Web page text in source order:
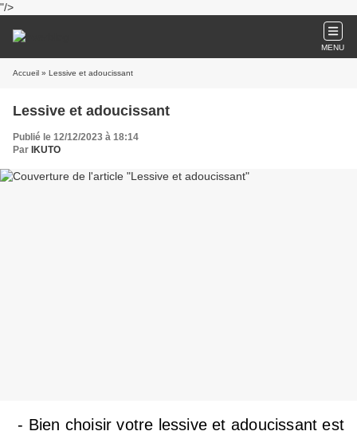
"/>
MENU
Accueil » Lessive et adoucissant
Lessive et adoucissant
Publié le 12/12/2023 à 18:14
Par IKUTO
- Bien choisir votre lessive et adoucissant est